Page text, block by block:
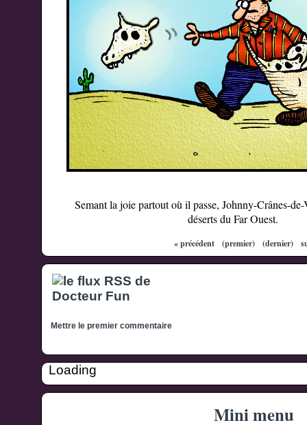
Semant la joie partout où il passe, Johnny-Crânes-de-
déserts du Far Ouest.
« précédent (premier) (dernier)
Mettre le premier commentaire
Loading
Mini menu